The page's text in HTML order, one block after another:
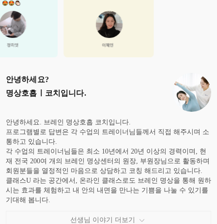
안녕하세요?
명상호흡ㅣ코치 입니다.
안녕하세요. 브레인 명상호흡 코치입니다.
프로그램별로 답변은 각 수업의 트레이너님들께서 직접 해주시며 소
통하고 있습니다.
각 수업의 트레이너님들은 최소 10년에서 20년 이상의 경력이며, 현
재 전국 200여 개의 브레인 명상센터의 원장, 부원장님으로 활동하며
회원분들을 열정적인 마음으로 상담하고 코칭 해드리고 있습니다.
클래스U 라는 공간에서, 온라인 클래스로도 브레인 명상을 통해 원하
시는 효과를 체험하고 내 안의 내면을 만나는 기쁨을 나눌 수 있기를
기대해 봅니다.
선생님 이야기 더보기